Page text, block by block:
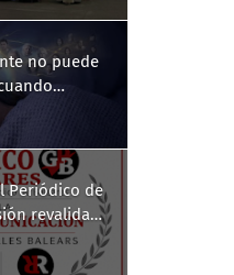
no puede
Periódico de
revalidan
Guía de la
de les Illes